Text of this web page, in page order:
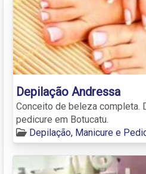
Depilação Andressa
Conceito de beleza completa.
pedicure em Botucatu.
Depilação, Manicure e